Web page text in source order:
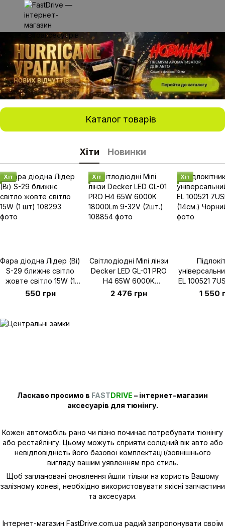
Каталог товарів
Хіти Новинки
Хіт
Фара діодна Лідер (Bi)
S-29 ближнє світло
жовте світло 15W (1
шт)
550 грн
Хіт
Світлодіодні Mini лінзи
Decker LED GL-01 PRO
H4 65W 6000K
18000Lm 9-32V (2шт.)
2 476 грн
Хіт
EL 100521
(14см.)
1 550
Ласкаво просимо в FASTDRIVE – інтернет-магазин
аксесуарів для тюнінгу.
Кожен автомобіль рано чи пізно починає потребувати тюнінгу
або рестайлінгу. Цьому можуть сприяти солідний вік авто або
невідповідність його базової комплектації/зовнішнього
вигляду вашим уявленням про стиль.
Щоб заплановані оновлення йшли тільки на користь Вашому
залізному коневі, необхідно використовувати якісні запчастини
та аксесуари.
Інтернет-магазин FastDrive.com.ua радий запропонувати своїм